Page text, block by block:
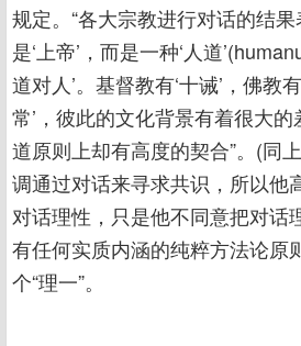
规定。“各大宗教进行对话的结
是‘上帝’，而是一种‘人道
道对人’。基督教有‘十诫’，佛教
常’，彼此的文化背景有着很大
道原则上却有高度的契合”。(同
调通过对话来寻求共识，所以他
对话理性，只是他不同意把对话
有任何实质内涵的纯粹方法论原
个“理一”。